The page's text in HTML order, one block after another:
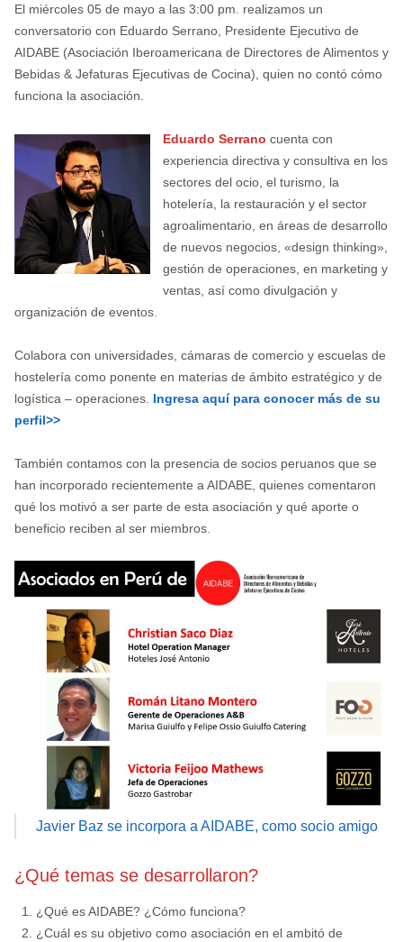
El miércoles 05 de mayo a las 3:00 pm. realizamos un
conversatorio con Eduardo Serrano, Presidente Ejecutivo de
AIDABE (Asociación Iberoamericana de Directores de Alimentos y
Bebidas & Jefaturas Ejecutivas de Cocina), quien no contó cómo
funciona la asociación.
Eduardo Serrano cuenta con
experiencia directiva y consultiva en los
sectores del ocio, el turismo, la
hotelería, la restauración y el sector
agroalimentario, en áreas de desarrollo
de nuevos negocios, «design thinking»,
gestión de operaciones, en marketing y
ventas, así como divulgación y
organización de eventos.
Colabora con universidades, cámaras de comercio y escuelas de
hostelería como ponente en materias de ámbito estratégico y de
logística – operaciones. Ingresa aquí para conocer más de su
perfil>>
También contamos con la presencia de socios peruanos que se
han incorporado recientemente a AIDABE, quienes comentaron
qué los motivó a ser parte de esta asociación y qué aporte o
beneficio reciben al ser miembros.
Javier Baz se incorpora a AIDABE, como socio amigo
¿Qué temas se desarrollaron?
¿Qué es AIDABE? ¿Cómo funciona?
¿Cuál es su objetivo como asociación en el ambitó de